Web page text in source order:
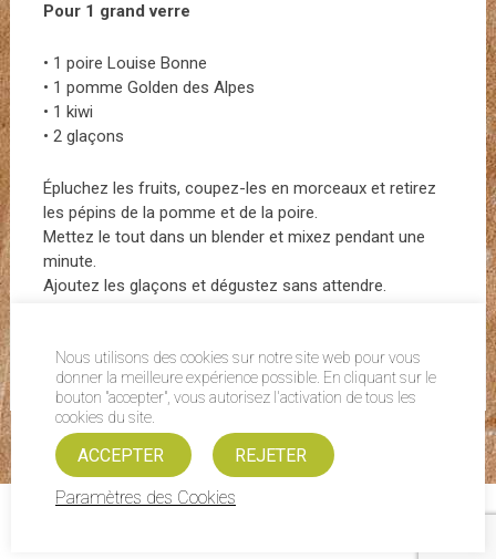
Pour 1 grand verre
• 1 poire Louise Bonne
• 1 pomme Golden des Alpes
• 1 kiwi
• 2 glaçons
Épluchez les fruits, coupez-les en morceaux et retirez
les pépins de la pomme et de la poire.
Mettez le tout dans un blender et mixez pendant une
minute.
Ajoutez les glaçons et dégustez sans attendre.
Nous utilisons des cookies sur notre site web pour vous
donner la meilleure expérience possible. En cliquant sur le
bouton "accepter", vous autorisez l'activation de tous les
cookies du site.
ACCEPTER
REJETER
Paramètres des Cookies